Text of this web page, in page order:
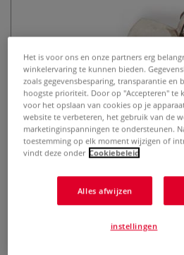
Vleugelmoeren
Het is voor ons en onze partners erg
winkelervaring te kunnen bieden.
zoals gegevensbesparing, transparantie en
hoogste prioriteit. Door op "Accepteren" te
voor het opslaan van cookies op je
website te verbeteren, het gebruik van de
marketinginspanningen te ondersteunen.
toestemming op elk moment wijzigen of
vindt deze onder Cookiebeleid
Alles afwijzen
instellingen